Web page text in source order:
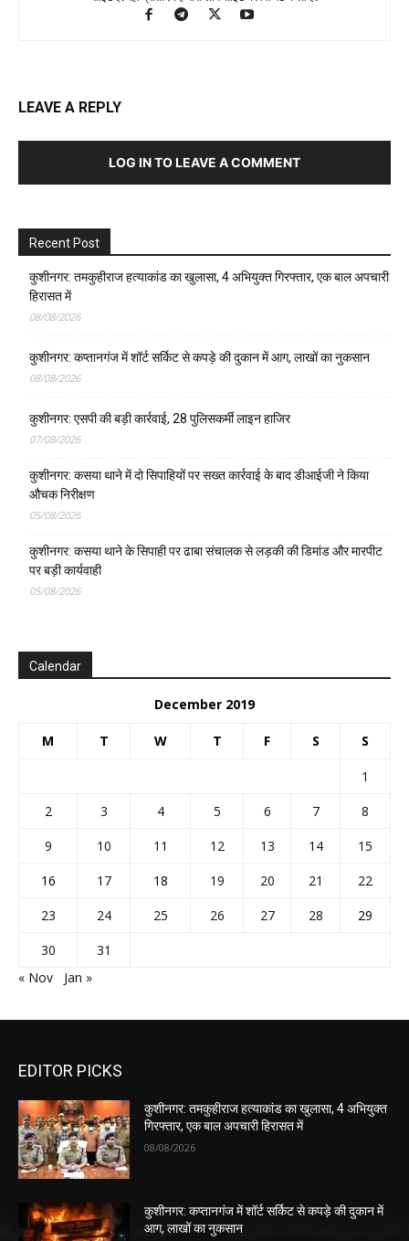
LEAVE A REPLY
LOG IN TO LEAVE A COMMENT
Recent Post
कुशीनगर: तमकुहीराज हत्याकांड का खुलासा, 4 अभियुक्त गिरफ्तार, एक बाल अपचारी
हिरासत में
08/08/2026
कुशीनगर: कप्तानगंज में शॉर्ट सर्किट से कपड़े की दुकान में आग, लाखों का नुकसान
08/08/2026
कुशीनगर: एसपी की बड़ी कार्रवाई, 28 पुलिसकर्मी लाइन हाजिर
07/08/2026
कुशीनगर: कसया थाने में दो सिपाहियों पर सख्त कार्रवाई के बाद डीआईजी ने किया
औचक निरीक्षण
05/08/2026
कुशीनगर: कसया थाने के सिपाही पर ढाबा संचालक से लड़की की डिमांड और मारपीट
पर बड़ी कार्यवाही
05/08/2026
Calendar
December 2019
M T W T F S S
1
2
3 4 5 6 7
8
9
10 11 12 13 14
15
16
17 18 19 20 21
22
23
24 25 26 27 28
29
30
31
« Nov
Jan »
EDITOR PICKS
कुशीनगर: तमकुहीराज हत्याकांड का खुलासा, 4 अभियुक्त
गिरफ्तार, एक बाल अपचारी हिरासत में
08/08/2026
कुशीनगर: कप्तानगंज में शॉर्ट सर्किट से कपड़े की दुकान में
आग, लाखों का नुकसान